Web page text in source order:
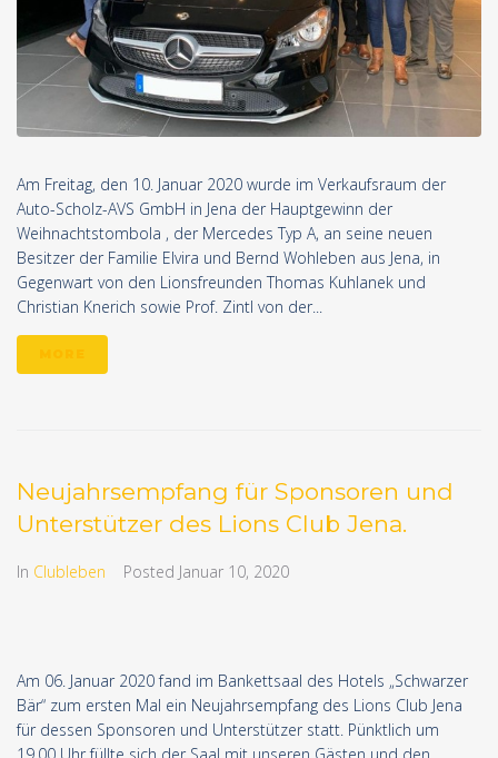
Am Freitag, den 10. Januar 2020 wurde im Verkaufsraum der
Auto-Scholz-AVS GmbH in Jena der Hauptgewinn der
Weihnachtstombola , der Mercedes Typ A, an seine neuen
Besitzer der Familie Elvira und Bernd Wohleben aus Jena, in
Gegenwart von den Lionsfreunden Thomas Kuhlanek und
Christian Knerich sowie Prof. Zintl von der...
Neujahrsempfang für Sponsoren und
Unterstützer des Lions Club Jena.
In Clubleben Posted Januar 10, 2020
Am 06. Januar 2020 fand im Bankettsaal des Hotels „Schwarzer
Bär“ zum ersten Mal ein Neujahrsempfang des Lions Club Jena
für dessen Sponsoren und Unterstützer statt. Pünktlich um